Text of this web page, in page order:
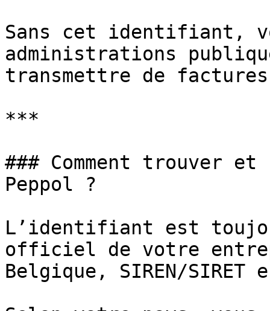
Sans cet identifiant,
administrations
transmettre de
***
### Comment trouver
Peppol ?
L’identifiant est
officiel de votre
Belgique, SIREN/SIRET